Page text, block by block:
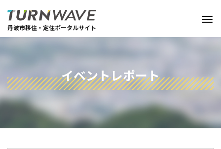
丹波市移住・定住ポータルサイト
イベントレポート